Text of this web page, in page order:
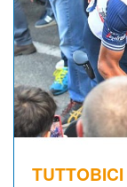
NEWSLETTER
TUTTOBICI